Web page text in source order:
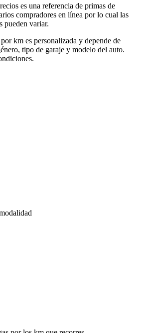
es una referencia de primas de
compradores en línea por lo cual las
pueden variar.
km es personalizada y depende de
tipo de garaje y modelo del auto.